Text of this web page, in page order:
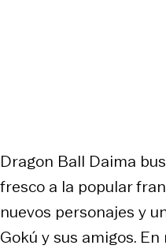
Dragon Ball Daima
fresco a la popular
nuevos personajes y
Gokú y sus amigos.